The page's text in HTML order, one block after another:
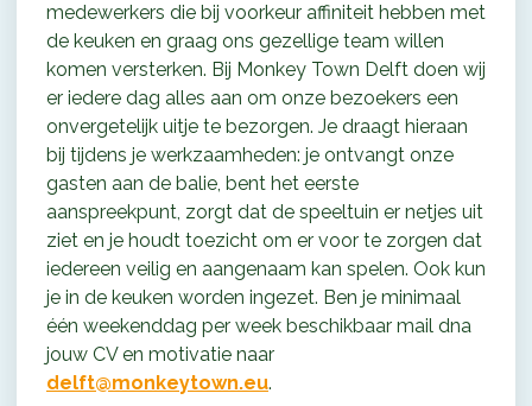
medewerkers die bij voorkeur affiniteit hebben met
de keuken en graag ons gezellige team willen
komen versterken. Bij Monkey Town Delft doen wij
er iedere dag alles aan om onze bezoekers een
onvergetelijk uitje te bezorgen. Je draagt hieraan
bij tijdens je werkzaamheden: je ontvangt onze
gasten aan de balie, bent het eerste
aanspreekpunt, zorgt dat de speeltuin er netjes uit
ziet en je houdt toezicht om er voor te zorgen dat
iedereen veilig en aangenaam kan spelen. Ook kun
je in de keuken worden ingezet. Ben je minimaal
één weekenddag per week beschikbaar mail dna
jouw CV en motivatie naar
delft@monkeytown.eu.